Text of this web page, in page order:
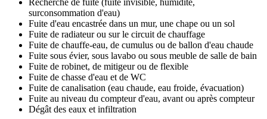
Recherche de fuite (fuite invisible, humidité,
surconsommation d'eau)
Fuite d'eau encastrée dans un mur, une chape ou un sol
Fuite de radiateur ou sur le circuit de chauffage
Fuite de chauffe-eau, de cumulus ou de ballon d'eau chaude
Fuite sous évier, sous lavabo ou sous meuble de salle de bain
Fuite de robinet, de mitigeur ou de flexible
Fuite de chasse d'eau et de WC
Fuite de canalisation (eau chaude, eau froide, évacuation)
Fuite au niveau du compteur d'eau, avant ou après compteur
Dégât des eaux et infiltration